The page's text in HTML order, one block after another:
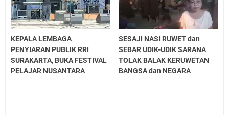
KEPALA LEMBAGA
PENYIARAN PUBLIK RRI
SURAKARTA, BUKA FESTIVAL
PELAJAR NUSANTARA
SESAJI NASI RUWET dan
SEBAR UDIK-UDIK SARANA
TOLAK BALAK KERUWETAN
BANGSA dan NEGARA